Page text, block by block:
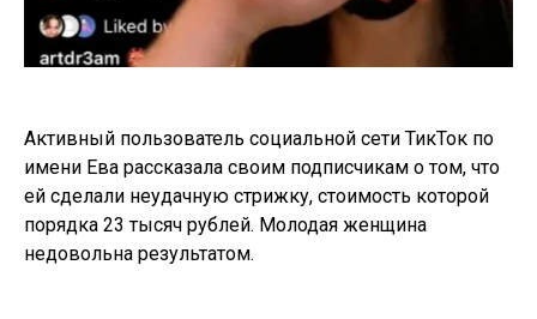
Активный пользователь социальной сети ТикТок по
имени Ева рассказала своим подписчикам о том, что
ей сделали неудачную стрижку, стоимость которой
порядка 23 тысяч рублей. Молодая женщина
недовольна результатом.